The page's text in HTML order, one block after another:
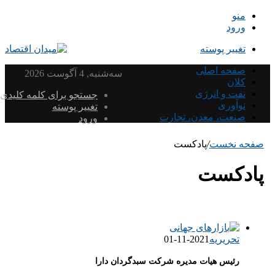
منو
ورود
تغییر پوسته
صفحه اصلی
کلان
نفت و انرژی
نوآوری
صنعت، معدن، تجارت
سه‌شنبه, 4 آگوست 2026
جستجو برای کلمه کلیدی
تغییر پوسته
ورود
صفحه نخست/پادکست
پادکست
تحریریه 2021-11-01
رئیس هیات مدیره شرکت سبدگردان دارا